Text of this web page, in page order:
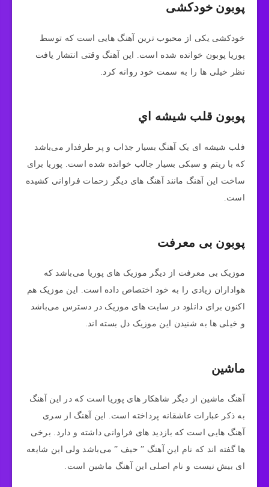
پوبون خودکشی
خودکشی یکی از محبوب ترین آهنگ هایی است که توسط
پوریا پوبون خوانده شده است. این آهنگ وقتی انتشار یافت
نظر خیلی ها را به سمت خود روانه کرد.
پوبون قلب شيشه اي
فلب شیشه ای یک آهنگ بسیار جذاب و پر طرفدار می‌باشد
که با ریتم و سبکی بسیار جالب خوانده شده است. پوریا برای
ساخت این آهنگ مانند آهنگ های دیگر زحمات فراوانی کشیده
است.
پوبون بی معرفت
موزیک بی معرفت از دیگر موزیک های پوریا می‌باشد که
هواداران زیادی را به خود اختصاص داده است. این موزیک هم
اکنون برای دانلود در سایت های موزیک در دسترس می‌باشد
و خیلی ها به شنیدن این موزیک دل بسته اند.
ماشین
آهنگ ماشین از دیگر شاهکار های پوریا است که در این آهنگ
به ذکر عبارات عاشقانه پرداخته است. این آهنگ از سری
آهنگ هایی است که بازدید های فراوانی داشته و دارد. برخی
ها گفته اند که نام این آهنگ ” حیف ” می‌باشد ولی این شایعه
ای بیش نیست و نام اصلی این آهنگ ماشین است.